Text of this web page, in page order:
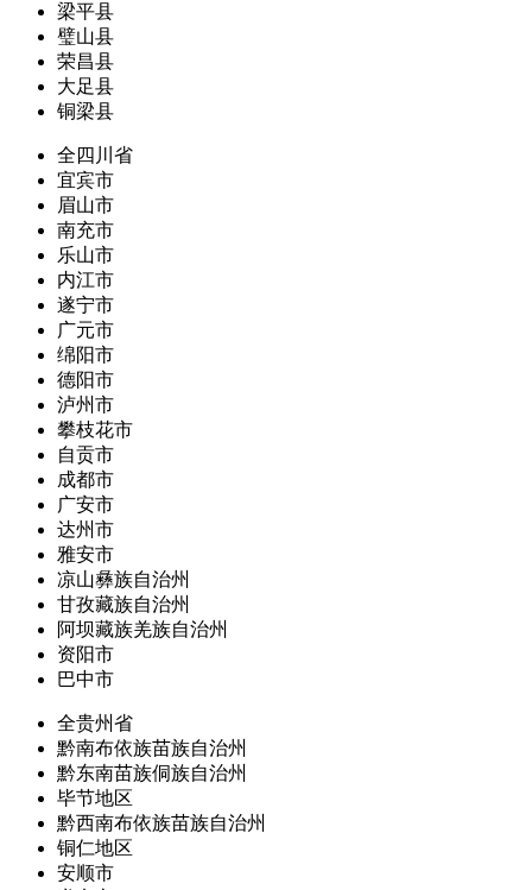
梁平县
璧山县
荣昌县
大足县
铜梁县
全四川省
宜宾市
眉山市
南充市
乐山市
内江市
遂宁市
广元市
绵阳市
德阳市
泸州市
攀枝花市
自贡市
成都市
广安市
达州市
雅安市
凉山彝族自治州
甘孜藏族自治州
阿坝藏族羌族自治州
资阳市
巴中市
全贵州省
黔南布依族苗族自治州
黔东南苗族侗族自治州
毕节地区
黔西南布依族苗族自治州
铜仁地区
安顺市